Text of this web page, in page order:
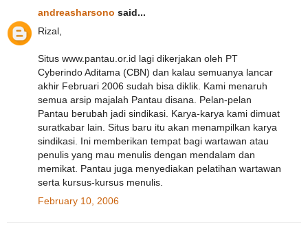
andreasharsono said...
Rizal,
Situs www.pantau.or.id lagi dikerjakan oleh PT
Cyberindo Aditama (CBN) dan kalau semuanya lancar
akhir Februari 2006 sudah bisa diklik. Kami menaruh
semua arsip majalah Pantau disana. Pelan-pelan
Pantau berubah jadi sindikasi. Karya-karya kami dimuat
suratkabar lain. Situs baru itu akan menampilkan karya
sindikasi. Ini memberikan tempat bagi wartawan atau
penulis yang mau menulis dengan mendalam dan
memikat. Pantau juga menyediakan pelatihan wartawan
serta kursus-kursus menulis.
February 10, 2006